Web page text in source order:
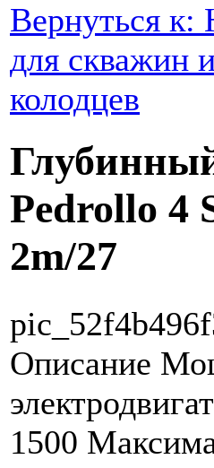
Вернуться к:
для скважин
колодцев
Pedrollo 4
2m/27
Описание
1500